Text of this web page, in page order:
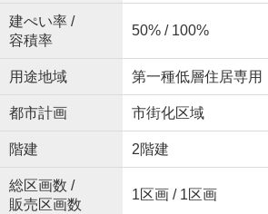
建ぺい率 /
容積率
50% / 100%
用途地域 第一種低層住居専用
都市計画 市街化区域
階建 2階建
総区画数 /
販売区画数
1区画 / 1区画